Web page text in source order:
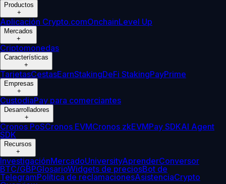
Productos
+
Aplicación Crypto.comOnchainLevel Up
Mercados
+
Criptomonedas
Características
+
TarjetasCestasEarnStakingDeFi StakingPayPrime
Empresas
+
CustodiaPay para comerciantes
Desarrolladores
+
Cronos PoSCronos EVMCronos zkEVMPay SDKAI Agent
SDK
Recursos
+
InvestigaciónMercadoUniversityAprenderConversor
BTC/GBPGlosarioWidgets de preciosBot de
TelegramPolítica de reclamacionesAsistenciaCrypto